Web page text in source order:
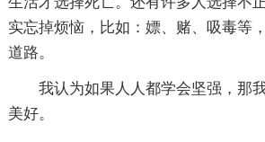
实忘掉烦恼，比如：嫖、赌、吸毒等
道路。
我认为如果人人都学会坚强，那
美好。